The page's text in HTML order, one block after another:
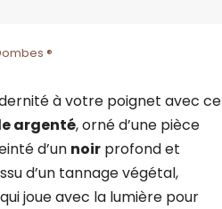
®
à votre poignet avec ce
argenté, orné d’une pièce
d’un noirprofond et
d’un tannage végétal,
joue avec la lumière pour